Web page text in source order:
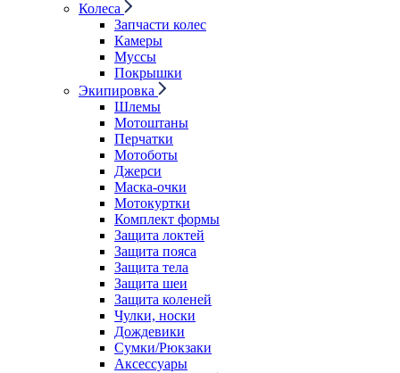
Колеса
Запчасти колес
Камеры
Муссы
Покрышки
Экипировка
Шлемы
Мотоштаны
Перчатки
Мотоботы
Джерси
Маска-очки
Мотокуртки
Комплект формы
Защита локтей
Защита пояса
Защита тела
Защита шеи
Защита коленей
Чулки, носки
Дождевики
Сумки/Рюкзаки
Аксессуары